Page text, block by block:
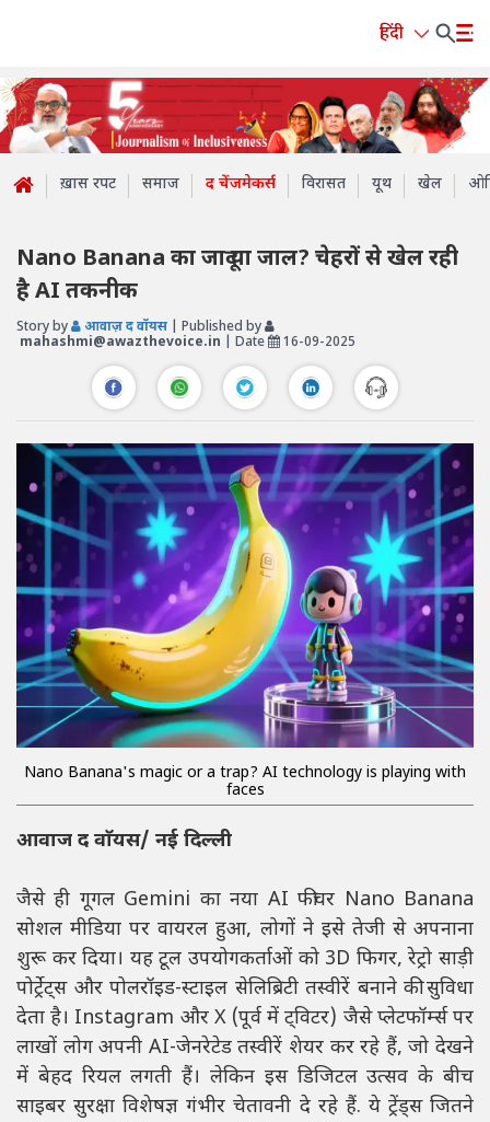
हिंदी
ख़ास रपट समाज द चेंजमेकर्स विरासत यूथ खेल
Nano Banana का जादू या जाल? चेहरों से खेल रही
है AI तकनीक
Story by आवाज़ द वॉयस
| Published by
mahashmi@awazthevoice.in | Date 16-09-2025
Nano Banana's magic or a trap? AI technology is playing with
faces
आवाज द वाॅयस/ नई दिल्ली
जैसे ही गूगल Gemini का नया AI फीचर Nano Banana
सोशल मीडिया पर वायरल हुआ, लोगों ने इसे तेजी से अपनाना
शुरू कर दिया। यह टूल उपयोगकर्ताओं को 3D फिगर, रेट्रो साड़ी
पोर्ट्रेट्स और पोलरॉइड-स्टाइल सेलिब्रिटी तस्वीरें बनाने की सुविधा
देता है। Instagram और X (पूर्व में ट्विटर) जैसे प्लेटफॉर्म्स पर
लाखों लोग अपनी AI-जेनरेटेड तस्वीरें शेयर कर रहे हैं, जो देखने
में बेहद रियल लगती हैं। लेकिन इस डिजिटल उत्सव के बीच
साइबर सुरक्षा विशेषज्ञ गंभीर चेतावनी दे रहे हैं. ये ट्रेंड्स जितने